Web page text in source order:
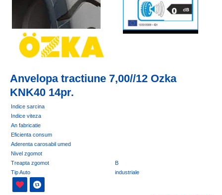
Anvelopa tractiune 7,00//12 Ozka
KNK40 14pr.
Indice sarcina
Indice viteza
An fabricatie
Eficienta consum
Aderenta carosabil umed
Nivel zgomot
Treapta zgomot
B
Tip Auto
industriale